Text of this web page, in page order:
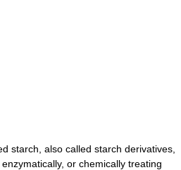
starch, also called starch derivatives,
or chemically treating